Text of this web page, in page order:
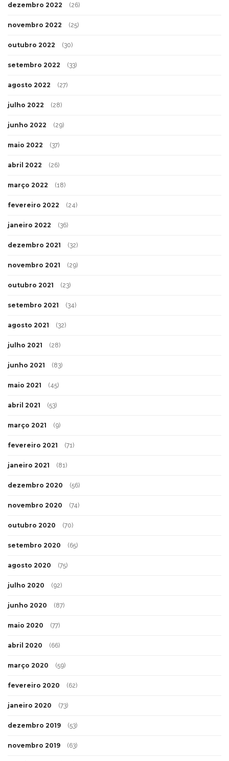
dezembro 2022 (26)
novembro 2022 (25)
outubro 2022 (30)
setembro 2022 (33)
agosto 2022 (27)
julho 2022 (28)
junho 2022 (29)
maio 2022 (37)
abril 2022 (26)
março 2022 (18)
fevereiro 2022 (24)
janeiro 2022 (36)
dezembro 2021 (32)
novembro 2021 (29)
outubro 2021 (23)
setembro 2021 (34)
agosto 2021 (32)
julho 2021 (28)
junho 2021 (83)
maio 2021 (45)
abril 2021 (53)
março 2021 (9)
fevereiro 2021 (71)
janeiro 2021 (81)
dezembro 2020 (56)
novembro 2020 (74)
outubro 2020 (70)
setembro 2020 (65)
agosto 2020 (75)
julho 2020 (92)
junho 2020 (87)
maio 2020 (77)
abril 2020 (66)
março 2020 (59)
fevereiro 2020 (62)
janeiro 2020 (73)
dezembro 2019 (53)
novembro 2019 (63)